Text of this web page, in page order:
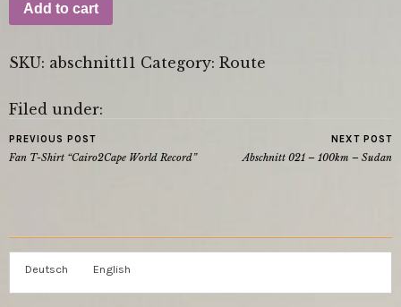
Add to cart
SKU: abschnitt11 Category: Route
Filed under:
PREVIOUS POST
Fan T-Shirt “Cairo2Cape World Record”
NEXT POST
Abschnitt 021 – 100km – Sudan
Deutsch English